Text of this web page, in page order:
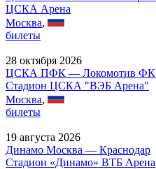
ЦСКА Арена
Москва,
билеты
28 октября 2026
ЦСКА ПФК — Локомотив ФК
Стадион ЦСКА "ВЭБ Арена"
Москва,
билеты
19 августа 2026
Динамо Москва — Краснодар
Стадион «Динамо» ВТБ Арена